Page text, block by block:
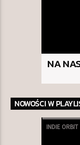
NA
NOWOŚCI W
INDIE ORBIT